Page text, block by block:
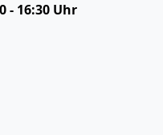
- 16:30 Uhr